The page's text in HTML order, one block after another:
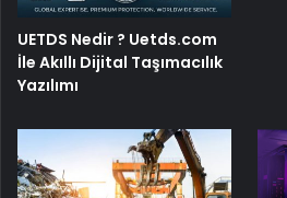
UETDS Nedir ? Uetds.com
İle Akıllı Dijital Taşımacılık
Yazılımı